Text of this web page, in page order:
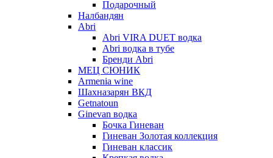
Подарочный
Налбандян
Abri
Abri VIRA DUET водка
Abri водка в тубе
Бренди Abri
МЕЦ СЮНИК
Armenia wine
Шахназарян ВКД
Getnatoun
Ginevan водка
Бочка Гиневан
Гиневан Золотая коллекция
Гиневан классик